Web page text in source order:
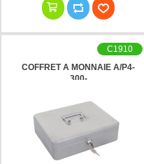
COFFRET A MONNAIE A/P4-
300-
C1910